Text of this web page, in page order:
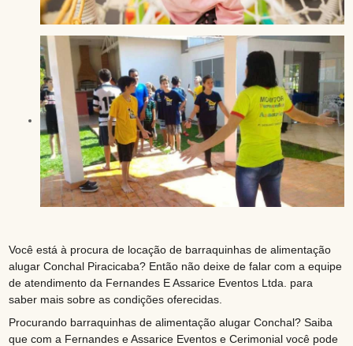
Você está à procura de locação de barraquinhas de alimentação
alugar Conchal Piracicaba? Então não deixe de falar com a equipe
de atendimento da Fernandes E Assarice Eventos Ltda. para
saber mais sobre as condições oferecidas.
Procurando barraquinhas de alimentação alugar Conchal? Saiba
que com a Fernandes e Assarice Eventos e Cerimonial você pode